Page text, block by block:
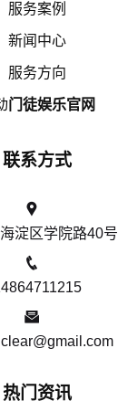
服务案例
新闻中心
服务方向
门徒娱乐官网
联系方式
淀区学院路40号
热门资讯